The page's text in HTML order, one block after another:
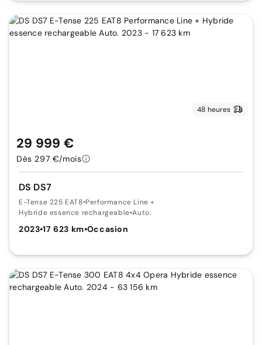
48 heures
DS DS7
E-Tense 225 EAT8•Performance Line +
Hybride essence rechargeable•Auto.
2023•17 623 km•Occasion
29 999 €
Dès 297 €/mois